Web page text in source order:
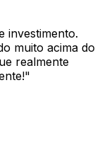
investimento.
muito acima do
realmente
"